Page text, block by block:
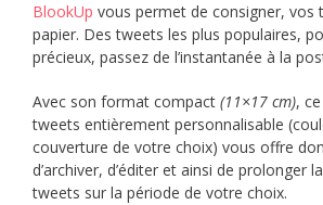
BlookUp vous permet de consigner, vos
papier. Des tweets les plus populaires,
précieux, passez de l’instantanée à la
Avec son format compact (11×17 cm),
tweets entièrement personnalisable
couverture de votre choix) vous offre
d’archiver, d’éditer et ainsi de prolonger
tweets sur la période de votre choix.